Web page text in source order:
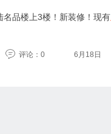
名品楼上3楼！新装修！现有
评论：0 6月18日